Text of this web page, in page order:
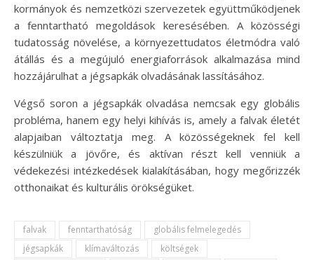
kormányok és nemzetközi szervezetek együttműködjenek
a fenntartható megoldások keresésében. A közösségi
tudatosság növelése, a környezettudatos életmódra való
átállás és a megújuló energiaforrások alkalmazása mind
hozzájárulhat a jégsapkák olvadásának lassításához.
Végső soron a jégsapkák olvadása nemcsak egy globális
probléma, hanem egy helyi kihívás is, amely a falvak életét
alapjaiban változtatja meg. A közösségeknek fel kell
készülniük a jövőre, és aktívan részt kell venniük a
védekezési intézkedések kialakításában, hogy megőrizzék
otthonaikat és kulturális örökségüket.
falvak fenntarthatóság
globális felmelegedés
jégsapkák
klímaváltozás költségek